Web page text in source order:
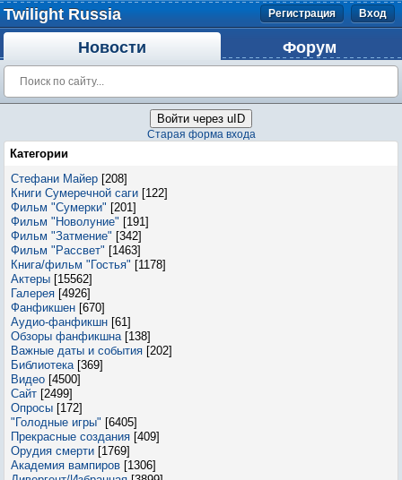
Twilight Russia Регистрация Вход
Новости Форум
Войти через uID
Старая форма входа
Категории
Стефани Майер [208]
Книги Сумеречной саги [122]
Фильм "Сумерки" [201]
Фильм "Новолуние" [191]
Фильм "Затмение" [342]
Фильм "Рассвет" [1463]
Книга/фильм "Гостья" [1178]
Актеры [15562]
Галерея [4926]
Фанфикшен [670]
Аудио-фанфикшн [61]
Обзоры фанфикшна [138]
Важные даты и события [202]
Библиотека [369]
Видео [4500]
Сайт [2499]
Опросы [172]
"Голодные игры" [6405]
Прекрасные создания [409]
Орудия смерти [1769]
Академия вампиров [1306]